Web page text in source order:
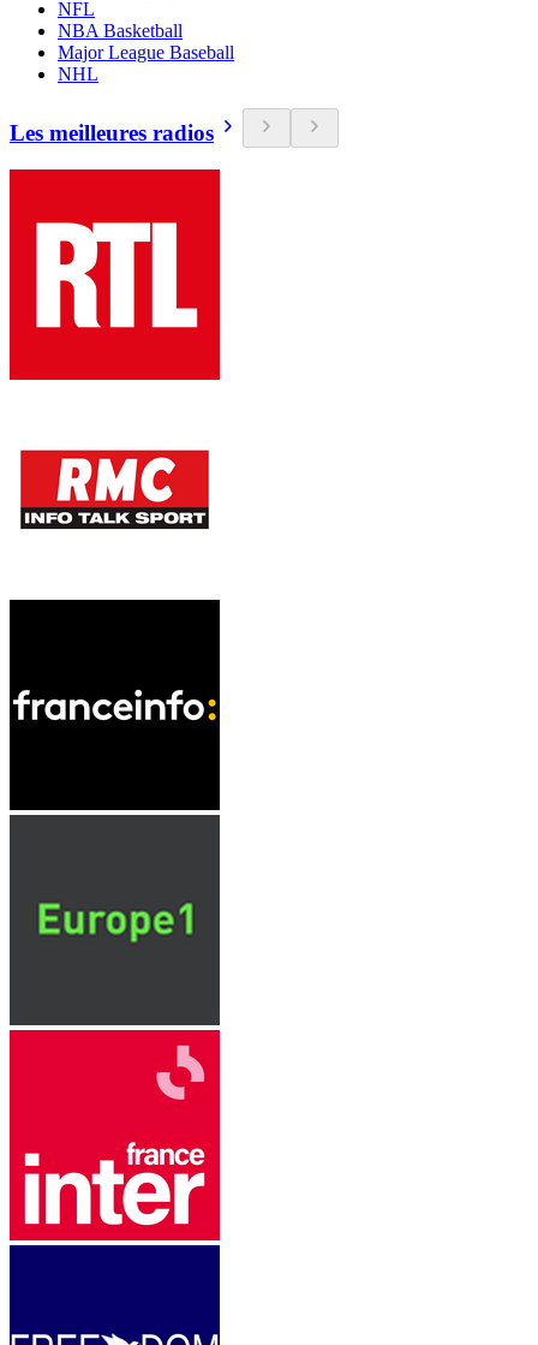
NFL
NBA Basketball
Major League Baseball
NHL
Les meilleures radios